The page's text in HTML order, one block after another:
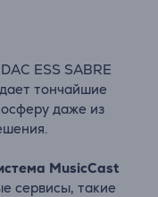
ESS SABRE
тончайшие
даже из
MusicCast
сервисы, такие